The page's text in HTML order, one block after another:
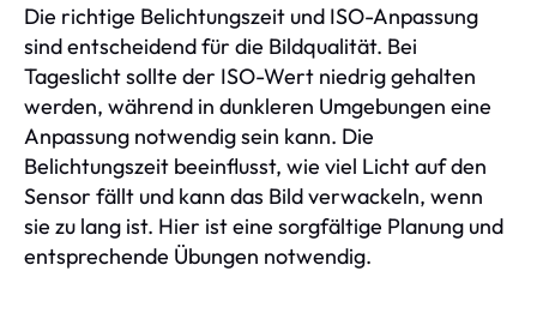
Die richtige Belichtungszeit und ISO-Anpassung
sind entscheidend für die Bildqualität. Bei
Tageslicht sollte der ISO-Wert niedrig gehalten
werden, während in dunkleren Umgebungen eine
Anpassung notwendig sein kann. Die
Belichtungszeit beeinflusst, wie viel Licht auf den
Sensor fällt und kann das Bild verwackeln, wenn
sie zu lang ist. Hier ist eine sorgfältige Planung und
entsprechende Übungen notwendig.